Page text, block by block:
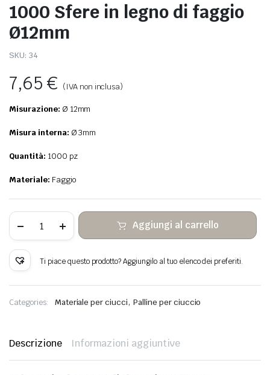
1000 Sfere in legno di faggio
Ø12mm
SKU: 34
7,65€ (IVA non inclusa)
Misurazione: Ø 12mm
Misura interna: Ø 3mm
Quantità: 1000 pz
Materiale: Faggio
Sfere
in
di
faggio
quantità
Aggiungi al carrello
Ti piace questo prodotto? Aggiungilo al tuo elenco dei preferiti.
Categories: Materiale per ciucci,Palline per ciuccio
Descrizione Informazioni aggiuntive